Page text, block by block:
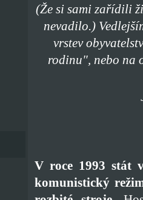
(Že si sami zařídili
nevadilo.)
vrstev
rodinu", nebo na
V roce 1993 stát
komunistický